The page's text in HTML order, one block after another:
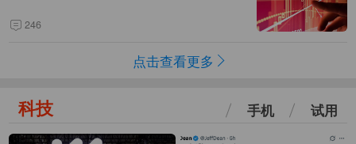
246
点击查看更多
科技 手机 试用